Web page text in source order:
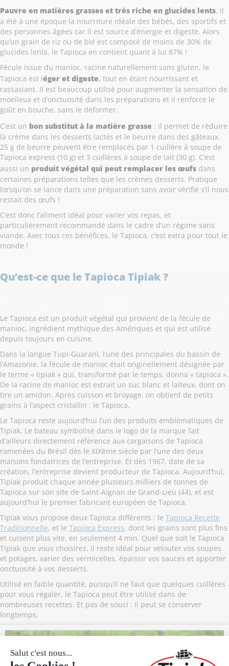
Pauvre en matières grasses et très riche en glucides lents, il
a été à une époque la nourriture idéale des bébés, des sportifs et
des personnes âgées car il est source d’énergie et digeste. Alors
qu’un grain de riz ou de blé est composé de moins de 30% de
glucides lents, le Tapioca en contient quant à lui 87% !
Fécule issue du manioc, racine naturellement sans gluten, le
Tapioca est léger et digeste, tout en étant nourrissant et
rassasiant. Il est beaucoup utilisé pour augmenter la sensation de
moelleux et d’onctuosité dans les préparations et il renforce le
goût en bouche, sans le déformer.
C’est un bon substitut à la matière grasse : il permet de réduire
la crème dans les desserts lactés et le beurre dans des gâteaux.
25 g de beurre peuvent être remplacés par 1 cuillère à soupe de
Tapioca express (10 g) et 3 cuillères à soupe de lait (30 g). C’est
aussi un produit végétal qui peut remplacer les œufs dans
certaines préparations telles que les crèmes desserts. Pratique
lorsqu’on se lance dans une préparation sans avoir vérifié s’il nous
restait des œufs !
C’est donc l’aliment idéal pour varier vos repas, et
particulièrement recommandé dans le cadre d’un régime sans
viande. Avec tous ces bénéfices, le Tapioca, c’est extra pour tout le
monde !
Qu’est-ce que le Tapioca Tipiak ?
Le Tapioca est un produit végétal qui provient de la fécule de
manioc, ingrédient mythique des Amériques et qui est utilisé
depuis toujours en cuisine.
Dans la langue Tupi-Guarani, l’une des principales du bassin de
l’Amazonie, la fécule de manioc était originellement désignée par
le terme « tipiak » qui, transformé par le temps, donna « tapioca ».
De la racine de manioc est extrait un suc blanc et laiteux, dont on
tire un amidon. Après cuisson et broyage, on obtient de petits
grains à l’aspect cristallin : le Tapioca.
Le Tapioca reste aujourd’hui l’un des produits emblématiques de
Tipiak. Le bateau symbolisé dans le logo de la marque fait
d’ailleurs directement référence aux cargaisons de Tapioca
ramenées du Brésil dès le XIXème siècle par l’une des deux
maisons fondatrices de l’entreprise. Et dès 1967, date de sa
création, l’entreprise devient producteur de Tapioca. Aujourd’hui,
Tipiak produit chaque année plusieurs milliers de tonnes de
Tapioca sur son site de Saint-Aignan de Grand-Lieu (44), et est
aujourd’hui le premier fabricant européen de Tapioca.
Tipiak vous propose deux Tapioca différents : le Tapioca Recette
Traditionnelle, et le Tapioca Express, dont les grains sont plus fins
et cuisent plus vite, en seulement 4 min. Quel que soit le Tapioca
Tipiak que vous choisirez, il reste idéal pour velouter vos soupes
et potages, varier des vermicelles, épaissir vos sauces et apporter
onctuosité à vos desserts.
Utilisé en faible quantité, puisqu’il ne faut que quelques cuillères
pour vous régaler, le Tapioca peut être utilisé dans de
nombreuses recettes. Et pas de souci : il peut se conserver
longtemps.